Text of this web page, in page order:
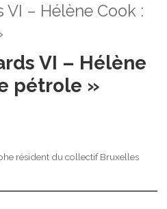
VI – Hélène Cook :
VI – Hélène
pétrole »
résident du collectif Bruxelles